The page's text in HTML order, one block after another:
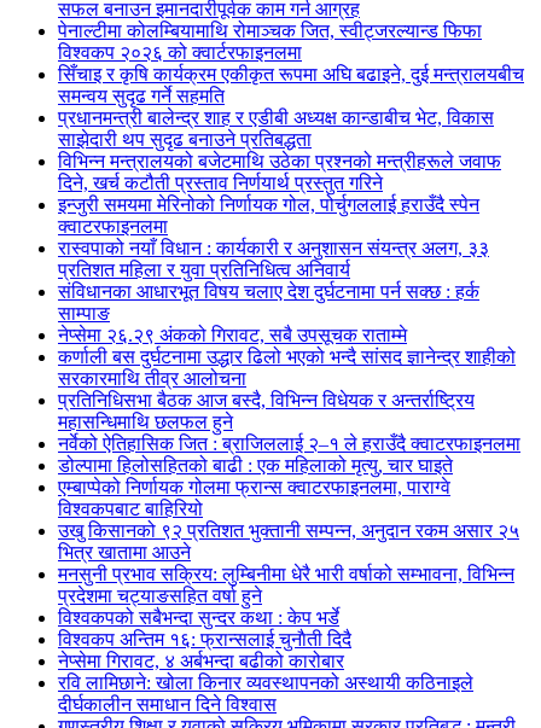
सफल बनाउन इमानदारीपूर्वक काम गर्न आग्रह
पेनाल्टीमा कोलम्बियामाथि रोमाञ्चक जित, स्वीट्जरल्यान्ड फिफा
विश्वकप २०२६ को क्वार्टरफाइनलमा
सिँचाइ र कृषि कार्यक्रम एकीकृत रूपमा अघि बढाइने, दुई मन्त्रालयबीच
समन्वय सुदृढ गर्ने सहमति
प्रधानमन्त्री बालेन्द्र शाह र एडीबी अध्यक्ष कान्डाबीच भेट, विकास
साझेदारी थप सुदृढ बनाउने प्रतिबद्धता
विभिन्न मन्त्रालयको बजेटमाथि उठेका प्रश्नको मन्त्रीहरूले जवाफ
दिने, खर्च कटौती प्रस्ताव निर्णयार्थ प्रस्तुत गरिने
इन्जुरी समयमा मेरिनोको निर्णायक गोल, पोर्चुगललाई हराउँदै स्पेन
क्वाटरफाइनलमा
रास्वपाको नयाँ विधान : कार्यकारी र अनुशासन संयन्त्र अलग, ३३
प्रतिशत महिला र युवा प्रतिनिधित्व अनिवार्य
संविधानका आधारभूत विषय चलाए देश दुर्घटनामा पर्न सक्छ : हर्क
साम्पाङ
नेप्सेमा २६.२९ अंकको गिरावट, सबै उपसूचक राताम्मे
कर्णाली बस दुर्घटनामा उद्धार ढिलो भएको भन्दै सांसद ज्ञानेन्द्र शाहीको
सरकारमाथि तीव्र आलोचना
प्रतिनिधिसभा बैठक आज बस्दै, विभिन्न विधेयक र अन्तर्राष्ट्रिय
महासन्धिमाथि छलफल हुने
नर्वेको ऐतिहासिक जित : ब्राजिललाई २–१ ले हराउँदै क्वाटरफाइनलमा
डोल्पामा हिलोसहितको बाढी : एक महिलाको मृत्यु, चार घाइते
एम्बाप्पेको निर्णायक गोलमा फ्रान्स क्वाटरफाइनलमा, पाराग्वे
विश्वकपबाट बाहिरियो
उखु किसानको ९२ प्रतिशत भुक्तानी सम्पन्न, अनुदान रकम असार २५
भित्र खातामा आउने
मनसुनी प्रभाव सक्रिय: लुम्बिनीमा धेरै भारी वर्षाको सम्भावना, विभिन्न
प्रदेशमा चट्याङसहित वर्षा हुने
विश्वकपको सबैभन्दा सुन्दर कथा : केप भर्डे
विश्वकप अन्तिम १६: फ्रान्सलाई चुनाैती दिदै
नेप्सेमा गिरावट, ४ अर्बभन्दा बढीको कारोबार
रवि लामिछाने: खोला किनार व्यवस्थापनको अस्थायी कठिनाइले
दीर्घकालीन समाधान दिने विश्वास